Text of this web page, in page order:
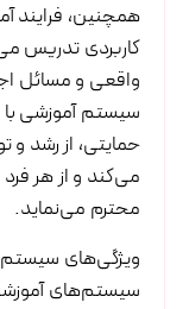
همچنین، فرایند
کاربردی تدریس
واقعی و مسائل
سیستم آموزشی با
حمایتی، از رشد
می‌کند و از هر
محترم می‌نماید.
ویژگی‌های سیستم
سیستم‌های